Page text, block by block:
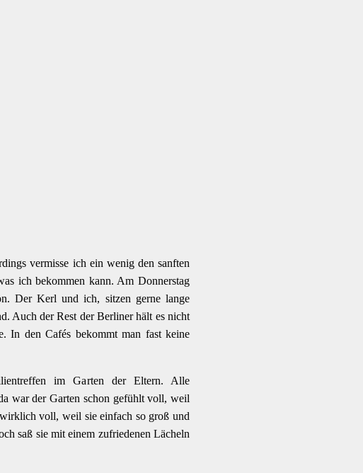
vermisse ich ein wenig den sanften
ich bekommen kann. Am Donnerstag
Der Kerl und ich, sitzen gerne lange
Auch der Rest der Berliner hält es nicht
In den Cafés bekommt man fast keine
im Garten der Eltern. Alle
war der Garten schon gefühlt voll, weil
voll, weil sie einfach so groß und
saß sie mit einem zufriedenen Lächeln